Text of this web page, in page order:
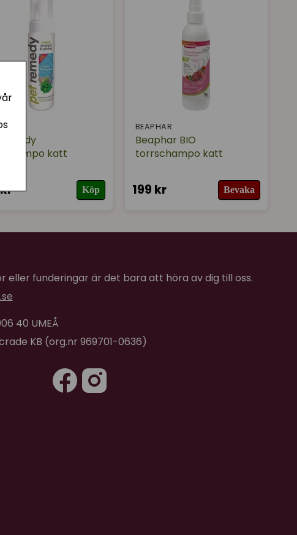
katt
Köp
BEAPHAR
Beaphar BIO
torrschampo katt
199 kr Bevaka
eller funderingar är det bara att höra av dig till oss.
40 UMEÅ
KB (org.nr 969701-0636)